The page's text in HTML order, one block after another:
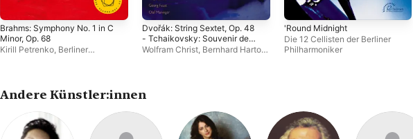
Brahms: Symphony No. 1 in C
Minor, Op. 68
Kirill Petrenko Berliner
Dvořák: String Sextet, Op. 48
- Tchaikovsky: Souvenir de
Florence
Wolfram Christ, Bernhard Hartog ,
'Round Midnight
Die 12 Cellisten der Berliner
Philharmoniker
Andere Künstler:innen